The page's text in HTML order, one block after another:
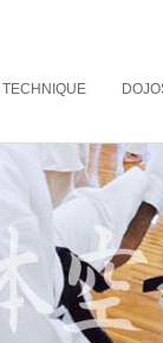
TECHNIQUE